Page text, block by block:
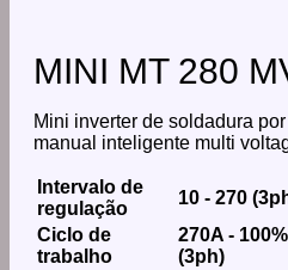
MINI MT 280
Mini inverter de soldadura
manual inteligente multi
Intervalo de
regulação
10 - 270
Ciclo de
trabalho
270A - 100%
(3ph)